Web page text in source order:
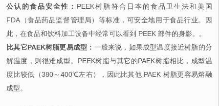
公认的食品安全性： PEEK树脂符合日本的食品卫生法和美国
FDA（食品药品监督管理局）等标准，可安全地用于食品行业。因
此，在食品和饮料加工设备中经常可以看到 PEEK 部件的身影。。
比其它PAEK树脂更易成型： 一般来说，如果成型温度接近树脂的分
解温度，则很难成型。PEEK树脂与其它的PAEK树脂相比，成型温
度比较低（380～400℃左右），因此比其他 PAEK 树脂更容易熔融
成型。